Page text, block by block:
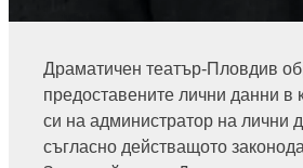
Драматичен театър-Пловдив
предоставените лични данни в
си на администратор на лични
съгласно действащото